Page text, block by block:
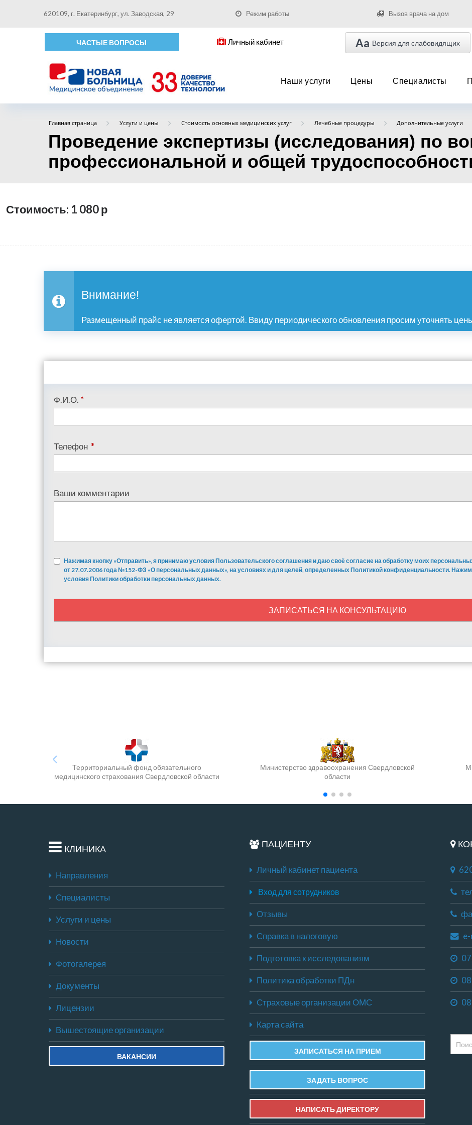
620109, г. Екатеринбург, ул. Заводская, 29 Режим работы Вызов врача на дом
ЧАСТЫЕ ВОПРОСЫ Личный кабинет Aa Версия для слабовидящих
Наши услуги Цены Специалисты
Главная страница Услуги и цены Стоимость основных медицинских услуг Лечебные процедуры Дополнительные услуги
Проведение экспертизы (исследования) по
профессиональной и общей
Стоимость: 1 080р
Внимание!
Размещенный прайс не является офертой. Ввиду периодического обновления просим уточнять
Ф.И.О. *
Телефон *
Ваши комментарии
Нажимая кнопку «Отправить», я принимаю условия Пользовательского соглашения и даю своё согласие на обработку моих
от 27.07.2006 года №152-ФЗ «О персональных данных», на условиях и для целей, определенных Политикой конфиденциальности.
условия Политики обработки персональных данных.
ЗАПИСАТЬСЯ НА КОНСУЛЬТАЦИЮ
Территориальный фонд обязательного
медицинского страхования Свердловской области
Министерство здравоохранения Свердловской
области
КЛИНИКА
Направления
Специалисты
Услуги и цены
Новости
Фотогалерея
Документы
Лицензии
Вышестоящие организации
ВАКАНСИИ
ПАЦИЕНТУ
Личный кабинет пациента
Вход для сотрудников
Отзывы
Справка в налоговую
Подготовка к исследованиям
Политика обработки ПДн
Страховые организации ОМС
Карта сайта
ЗАПИСАТЬСЯ НА ПРИЕМ
ЗАДАТЬ ВОПРОС
НАПИСАТЬ ДИРЕКТОРУ